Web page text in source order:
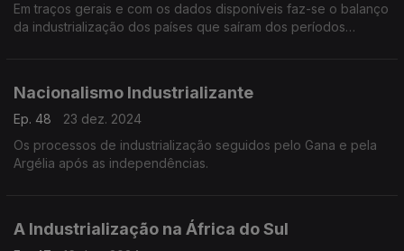
Em traços gerais e com os dados disponíveis faz-se o balanço
da industrialização dos países que saíram dos períodos
Nacionalismo Industrializante
Ep. 48
23 dez. 2024
Os processos de industrialização seguidos pelo Gana e pela
Argélia após as independências.
A Industrialização na África do Sul